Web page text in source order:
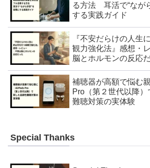
る方法 耳活で“なが
する実践ガイド
『不安だらけの人生
観力強化法』感想・
脳とホルモンの反応
補聴器が高額で悩む
Pro（第２世代以降
難聴対策の実体験
Special Thanks